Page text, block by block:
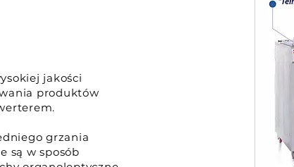
jakości
produktów
grzania
są w sposób